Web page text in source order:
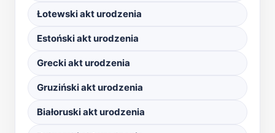
Łotewski akt urodzenia
Estoński akt urodzenia
Grecki akt urodzenia
Gruziński akt urodzenia
Białoruski akt urodzenia